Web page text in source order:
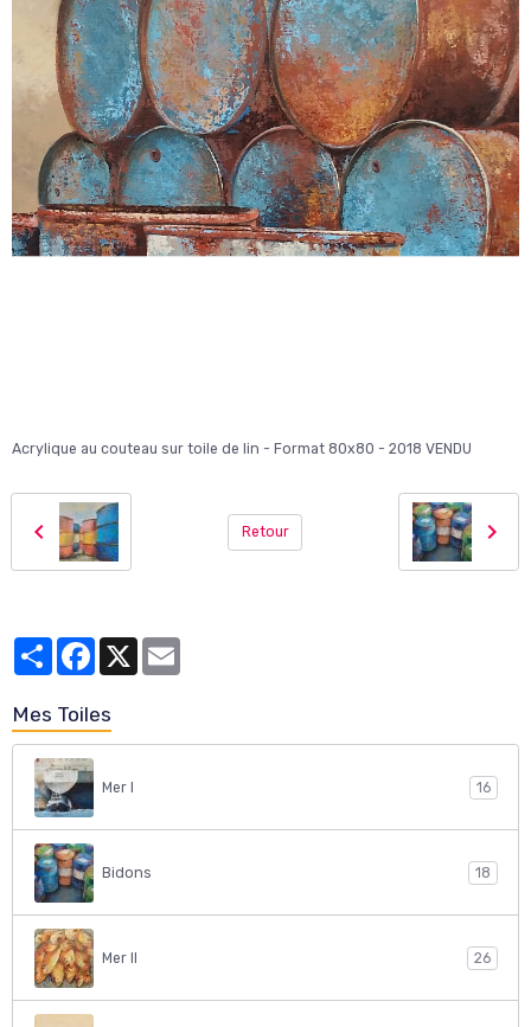
Acrylique au couteau sur toile de lin - Format 80x80 - 2018 VENDU
Retour
PartagerFacebook
Mes Toiles
Mer I 16
Bidons 18
Mer II 26